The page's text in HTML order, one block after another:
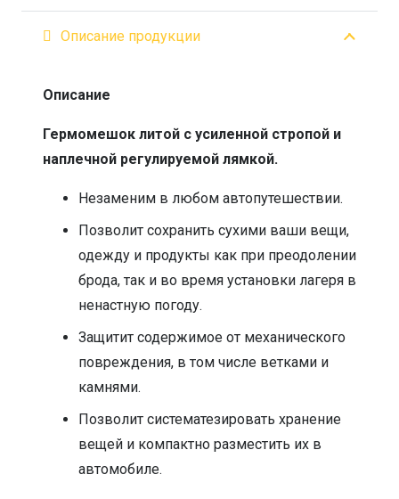
Описание продукции
Описание
Гермомешок литой с усиленной стропой и
наплечной регулируемой лямкой.
Незаменим в любом автопутешествии.
Позволит сохранить сухими ваши вещи,
одежду и продукты как при преодолении
брода, так и во время установки лагеря в
ненастную погоду.
Защитит содержимое от механического
повреждения, в том числе ветками и
камнями.
Позволит систематезировать хранение
вещей и компактно разместить их в
автомобиле.